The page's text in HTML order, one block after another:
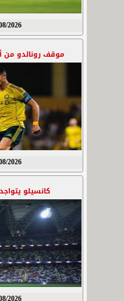
08/08/2026
موقف رونالدو
07/08/2026
كانسيلو